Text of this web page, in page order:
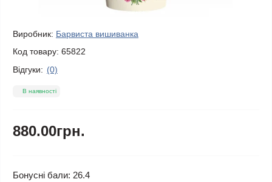
Виробник: Барвиста вишиванка
Код товару: 65822
Відгуки: (0)
В наявності
880.00грн.
Бонусні бали: 26.4